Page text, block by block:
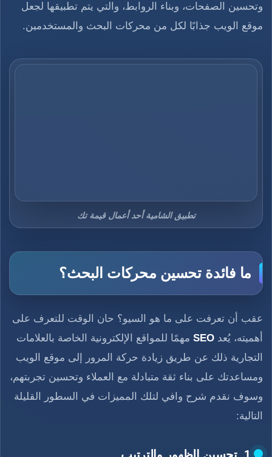
وتحسين الصفحات، وبناء الروابط، والتي يتم تطبيقها لجعل
موقع الويب جذابًا لكل من محركات البحث والمستخدمين.
تطبيق الشامية أحد أعمال قيمة تك
ما فائدة تحسين محركات البحث؟
عقب أن تعرفت على ما هو السيو؟ حان الوقت للتعرف على
أهميته، يُعد SEO مهمًا للمواقع الإلكترونية الخاصة بالعلامات
التجارية ذلك عن طريق زيادة حركة المرور إلى موقع الويب
ومساعدتك على بناء ثقة متبادلة مع العملاء وتحسين تجربتهم،
وسوف نقدم شرح وافي لتلك المميزات في السطور القليلة
التالية: